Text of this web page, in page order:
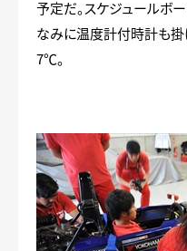
予定だ。スケジュールボ
なみに温度計付時計も掛
7℃。